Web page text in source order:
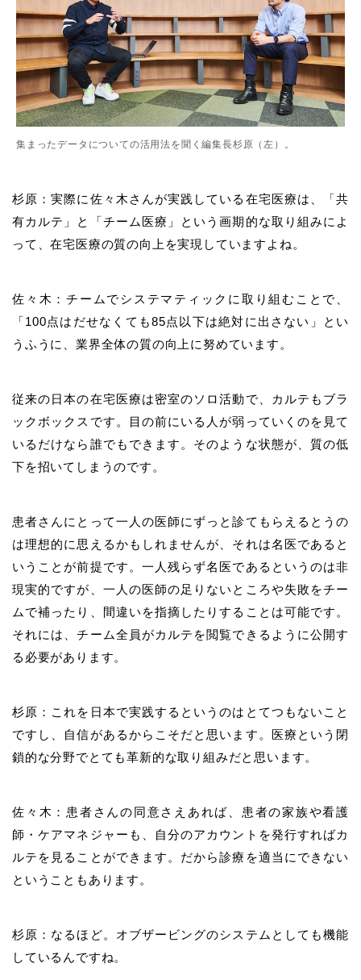
集まったデータについての活用法を聞く編集長杉原（左）。
杉原：実際に佐々木さんが実践している在宅医療は、「共
有カルテ」と「チーム医療」という画期的な取り組みによ
って、在宅医療の質の向上を実現していますよね。
佐々木：チームでシステマティックに取り組むことで、
「100点はだせなくても85点以下は絶対に出さない」とい
うふうに、業界全体の質の向上に努めています。
従来の日本の在宅医療は密室のソロ活動で、カルテもブラ
ックボックスです。目の前にいる人が弱っていくのを見て
いるだけなら誰でもできます。そのような状態が、質の低
下を招いてしまうのです。
患者さんにとって一人の医師にずっと診てもらえるとうの
は理想的に思えるかもしれませんが、それは名医であると
いうことが前提です。一人残らず名医であるというのは非
現実的ですが、一人の医師の足りないところや失敗をチー
ムで補ったり、間違いを指摘したりすることは可能です。
それには、チーム全員がカルテを閲覧できるように公開す
る必要があります。
杉原：これを日本で実践するというのはとてつもないこと
ですし、自信があるからこそだと思います。医療という閉
鎖的な分野でとても革新的な取り組みだと思います。
佐々木：患者さんの同意さえあれば、患者の家族や看護
師・ケアマネジャーも、自分のアカウントを発行すればカ
ルテを見ることができます。だから診療を適当にできない
ということもあります。
杉原：なるほど。オブザービングのシステムとしても機能
しているんですね。